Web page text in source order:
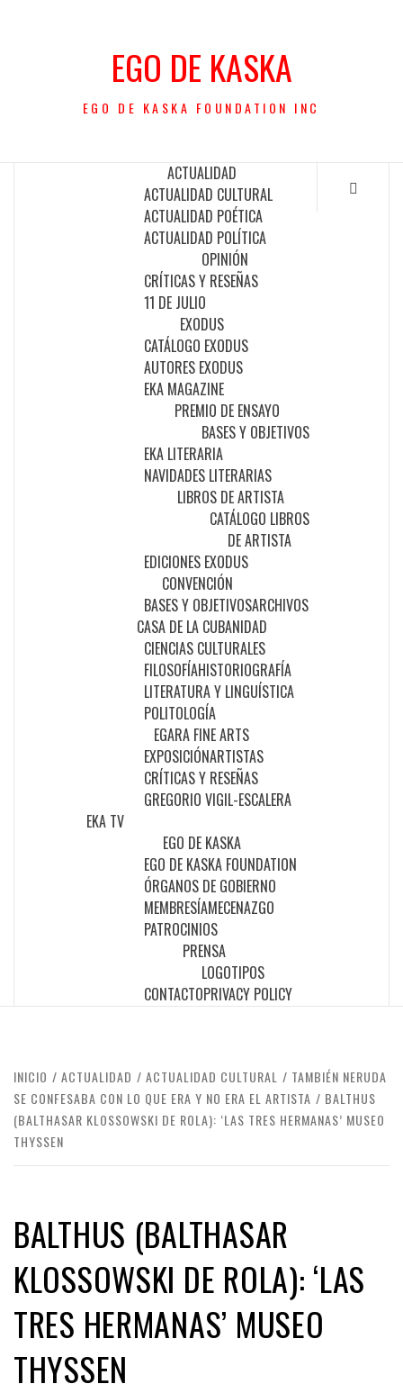
EGO DE KASKA
EGO DE KASKA FOUNDATION INC
ACTUALIDAD
ACTUALIDAD CULTURAL
ACTUALIDAD POÉTICA
ACTUALIDAD POLÍTICA
OPINIÓN
CRÍTICAS Y RESEÑAS
11 DE JULIO
EXODUS
CATÁLOGO EXODUS
AUTORES EXODUS
EKA MAGAZINE
PREMIO DE ENSAYO
BASES Y OBJETIVOS
EKA LITERARIA
NAVIDADES LITERARIAS
LIBROS DE ARTISTA
CATÁLOGO LIBROS
DE ARTISTA
EDICIONES EXODUS
CONVENCIÓN
BASES Y OBJETIVOSARCHIVOS
CASA DE LA CUBANIDAD
CIENCIAS CULTURALES
FILOSOFÍAHISTORIOGRAFÍA
LITERATURA Y LINGUÍSTICA
POLITOLOGÍA
EGARA FINE ARTS
EXPOSICIÓNARTISTAS
CRÍTICAS Y RESEÑAS
GREGORIO VIGIL-ESCALERA
EKA TV
EGO DE KASKA
EGO DE KASKA FOUNDATION
ÓRGANOS DE GOBIERNO
MEMBRESÍAMECENAZGO
PATROCINIOS
PRENSA
LOGOTIPOS
CONTACTOPRIVACY POLICY
INICIO ACTUALIDAD ACTUALIDAD CULTURAL
TAMBIÉN NERUDA
SE CONFESABA CON LO QUE ERA Y NO ERA EL ARTISTA
BALTHUS
(BALTHASAR KLOSSOWSKI DE ROLA): ‘LAS TRES HERMANAS’ MUSEO
THYSSEN
BALTHUS (BALTHASAR
KLOSSOWSKI DE ROLA): ‘LAS
TRES HERMANAS’ MUSEO
THYSSEN